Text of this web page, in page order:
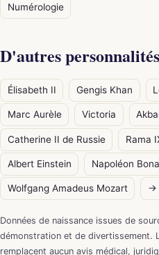
Numérologie
D'autres personnalités
Élisabeth II Gengis Khan
Marc Aurèle Victoria
Catherine II de Russie Rama
Albert Einstein Napoléon
Wolfgang Amadeus Mozart →
Données de naissance issues de
démonstration et de divertissement.
remplacent aucun avis médical,